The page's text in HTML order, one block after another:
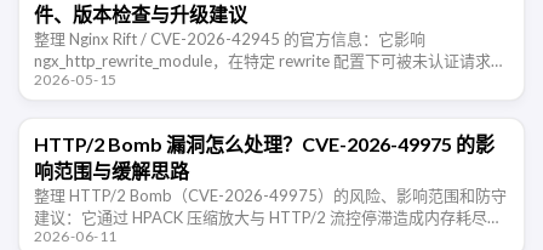
件、版本检查与升级建议
整理 Nginx Rift / CVE-2026-42945 的官方信息：它影响
ngx_http_rewrite_module，在特定 rewrite 配置下可被未认证请求触
发堆溢出，可能导致 …
2026-05-15
HTTP/2 Bomb 漏洞怎么处理？CVE-2026-49975 的影
响范围与缓解思路
整理 HTTP/2 Bomb（CVE-2026-49975）的风险、影响范围和防守
建议：它通过 HPACK 压缩放大与 HTTP/2 流控停滞造成内存耗尽，
影响多类 HTTP/2 服务端实现。
2026-06-11